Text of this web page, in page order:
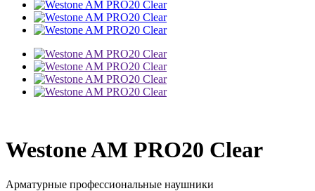
Westone AM PRO20 Clear
Арматурные профессиональные наушники